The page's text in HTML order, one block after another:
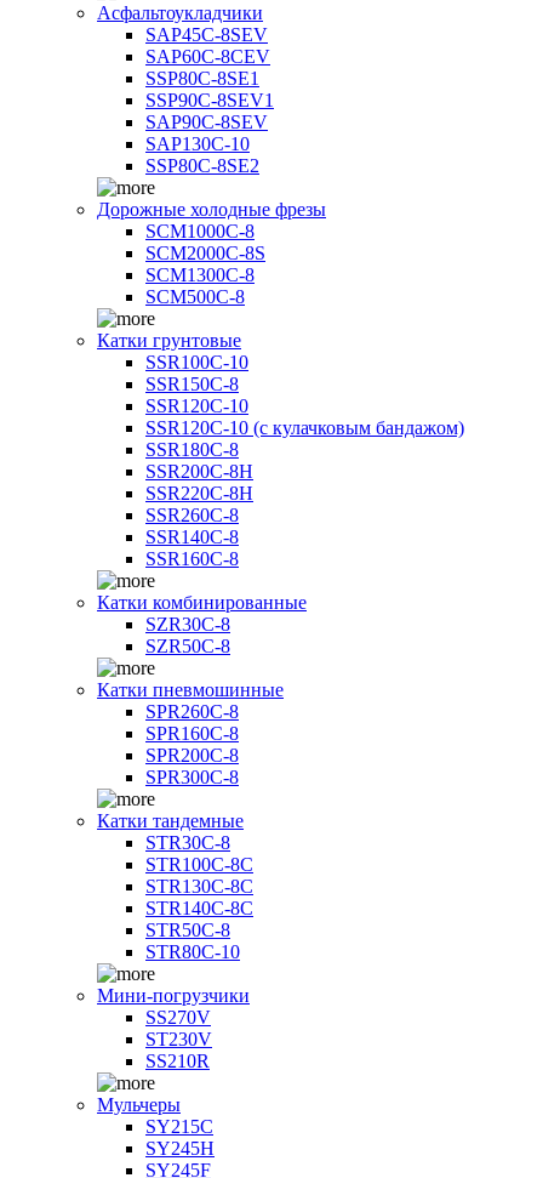
Асфальтоукладчики
SAP45С-8SEV
SAP60C-8CEV
SSP80C-8SE1
SSP90C-8SEV1
SAP90C-8SEV
SAP130C-10
SSP80C-8SE2
Дорожные холодные фрезы
SCM1000C-8
SCM2000C-8S
SCM1300C-8
SCM500C-8
Катки грунтовые
SSR100C-10
SSR150C-8
SSR120C-10
SSR120C-10 (с кулачковым бандажом)
SSR180C-8
SSR200C-8H
SSR220C-8H
SSR260C-8
SSR140C-8
SSR160C-8
Катки комбинированные
SZR30C-8
SZR50C-8
Катки пневмошинные
SPR260C-8
SPR160C-8
SPR200C-8
SPR300C-8
Катки тандемные
STR30C-8
STR100C-8С
STR130C-8С
STR140C-8С
STR50C-8
STR80C-10
Мини-погрузчики
SS270V
ST230V
SS210R
Мульчеры
SY215C
SY245H
SY245F